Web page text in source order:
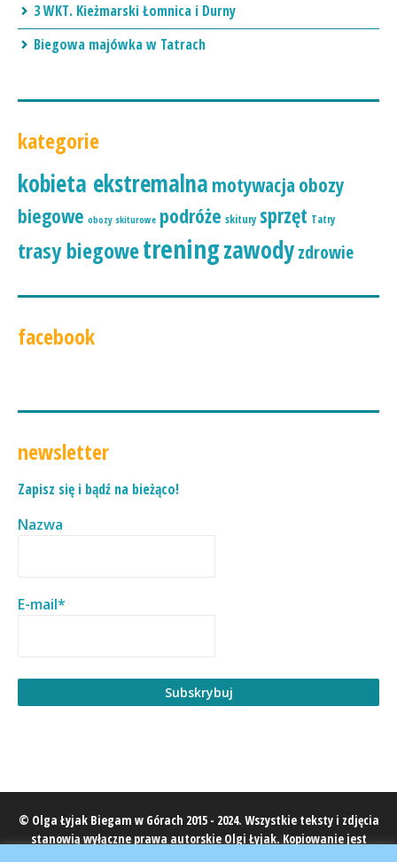
3 WKT. Kieżmarski Łomnica i Durny
Biegowa majówka w Tatrach
kategorie
kobieta ekstremalna motywacja obozy
biegowe obozy skiturowe podróże skitury sprzęt Tatry
trasy biegowetreningzawodyzdrowie
facebook
newsletter
Zapisz się i bądź na bieżąco!
Nazwa
E-mail*
© Olga Łyjak Biegam w Górach 2015 - 2024. Wszystkie teksty i zdjęcia
stanowią wyłączne prawa autorskie Olgi Łyjak. Kopiowanie jest